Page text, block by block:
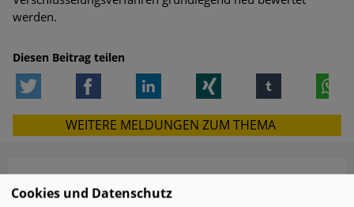
werden.
Diesen Beitrag teilen
Facebook LinkedIn tumblr
WEITERE MELDUNGEN ZUM THEMA
VERWANDTE MELDUNGEN
Cookies und Datenschutz